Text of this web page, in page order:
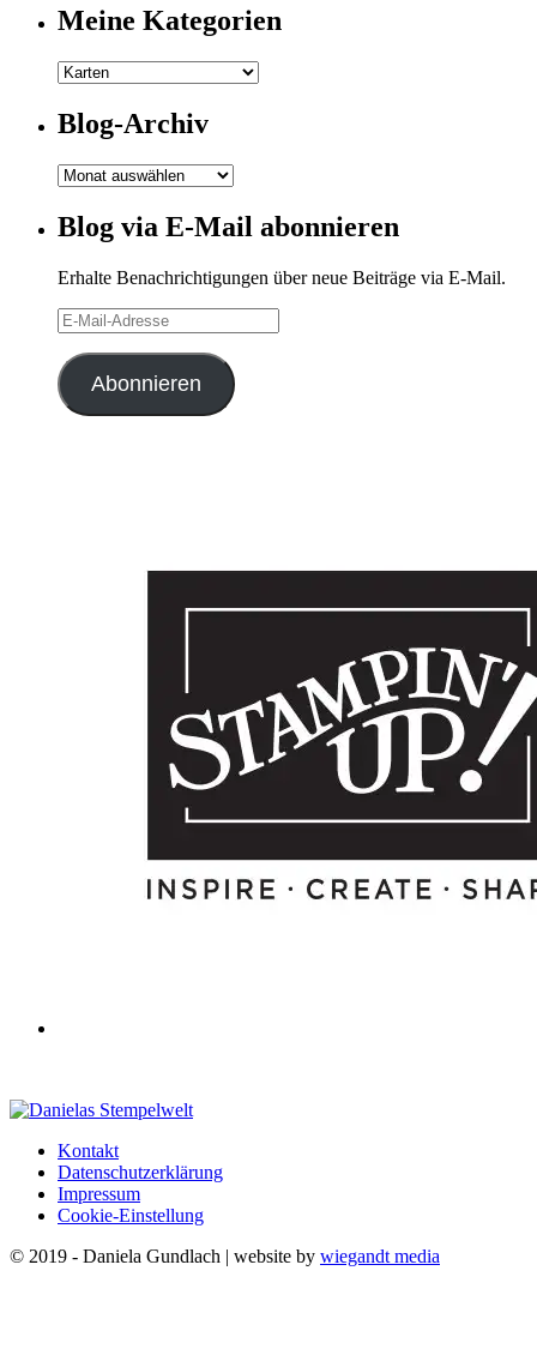
Meine Kategorien
Meine
Blog-Archiv
Blog-
Blog via E-Mail abonnieren
Erhalte Benachrichtigungen über neue Beiträge via E-Mail.
E-
Mail-
Adresse
Abonnieren
Kontakt
Datenschutzerklärung
Impressum
Cookie-Einstellung
© 2019 - Daniela Gundlach | website by wiegandt media